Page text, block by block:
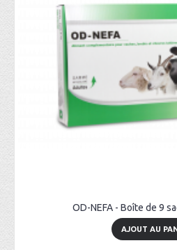
OD-NEFA - Boîte de 9
AJOUT AU